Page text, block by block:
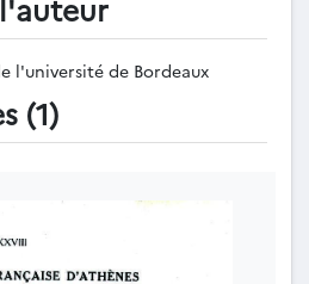
l'université de Bordeaux
(1)